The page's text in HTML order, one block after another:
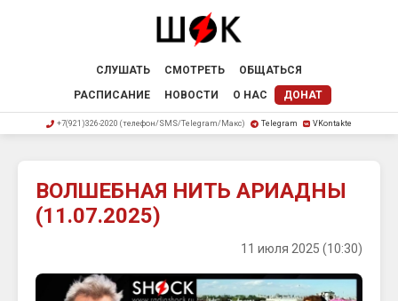
СЛУШАТЬ СМОТРЕТЬ
ОБЩАТЬСЯ
РАСПИСАНИЕ
НОВОСТИ О НАС ДОНАТ
+7(921)326-2020 (телефон/SMS/Telegram/Макс) Telegram VKontakte
ВОЛШЕБНАЯ НИТЬ АРИАДНЫ
(11.07.2025)
11 июля 2025 (10:30)